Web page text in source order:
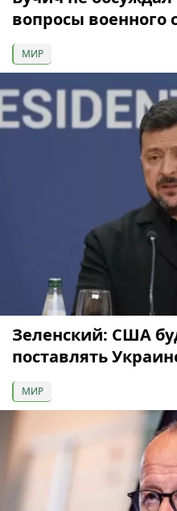
вопросы военного
МИР
Зеленский: США
поставлять
МИР